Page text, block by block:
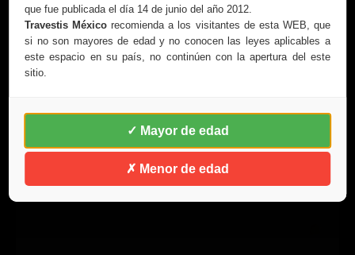
que fue publicada el día 14 de junio del año 2012.
Travestis México recomienda a los visitantes de esta WEB, que
si no son mayores de edad y no conocen las leyes aplicables a
este espacio en su país, no continúen con la apertura del este
sitio.
✓ Mayor de edad
✗ Menor de edad
0:00